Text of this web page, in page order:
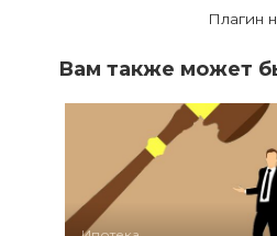
Плагин
Вам также может